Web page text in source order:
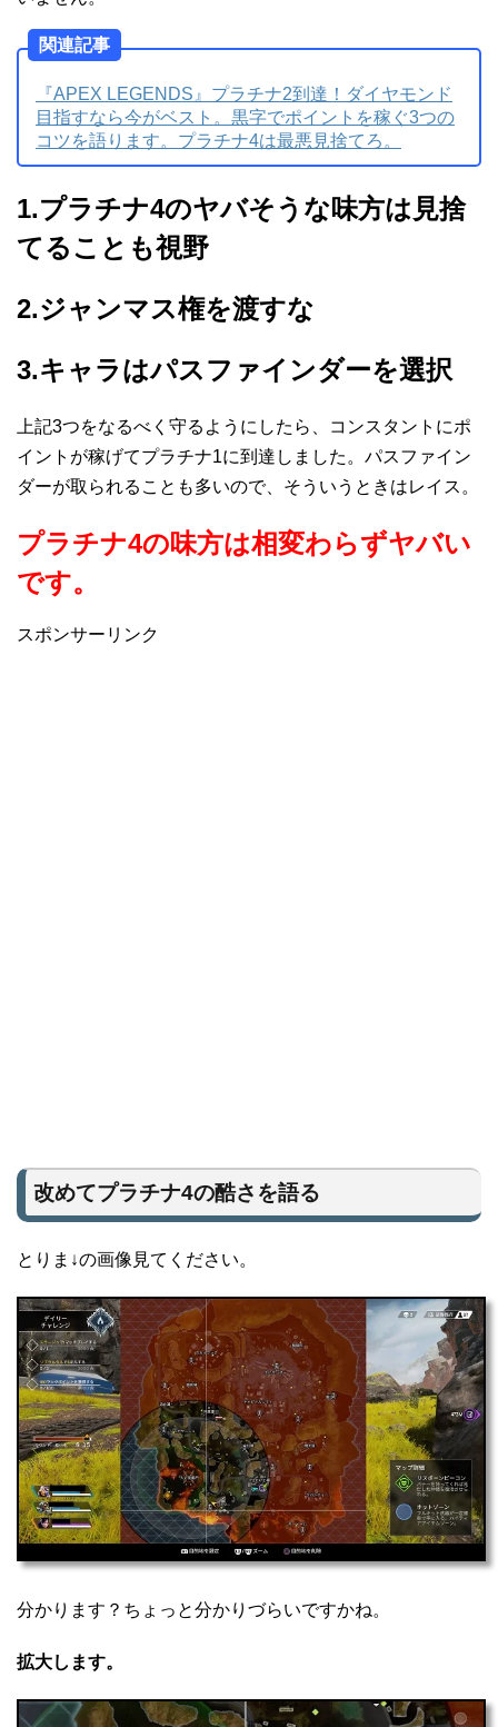
関連記事
『APEX LEGENDS』プラチナ2到達！ダイヤモンド
目指すなら今がベスト。黒字でポイントを稼ぐ3つの
コツを語ります。プラチナ4は最悪見捨てろ。
1.プラチナ4のヤバそうな味方は見捨
てることも視野
2.ジャンマス権を渡すな
3.キャラはパスファインダーを選択
上記3つをなるべく守るようにしたら、コンスタントにポ
イントが稼げてプラチナ1に到達しました。パスファイン
ダーが取られることも多いので、そういうときはレイス。
プラチナ4の味方は相変わらずヤバい
です。
スポンサーリンク
改めてプラチナ4の酷さを語る
とりま↓の画像見てください。
分かります？ちょっと分かりづらいですかね。
拡大します。